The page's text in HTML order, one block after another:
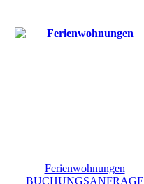
Ferienwohnungen
BUCHUNGSANFRAGE